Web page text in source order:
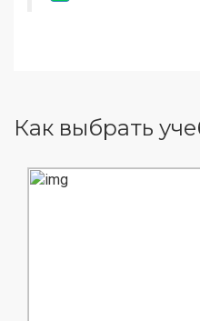
Как выбрать